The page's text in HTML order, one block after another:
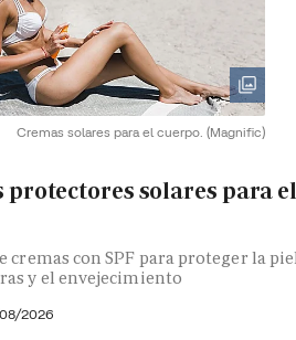
Cremas solares para el cuerpo. (Magnific)
protectores solares para
cremas con SPF para proteger la
y el envejecimiento
2026